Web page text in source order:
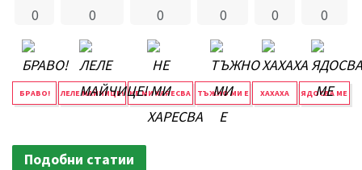
0
БРАВО!
0
ЛЕЛЕ МАЙЧИЦЕ!
0
НЕ МИ ХАРЕСВА
0
ТЪЖНО МИ Е
0
ХАХАХА
0
ЯДОСВА МЕ
Подобни статии